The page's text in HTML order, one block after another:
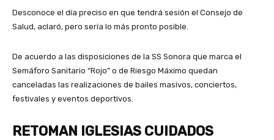
Desconoce el día preciso en que tendrá sesión el Consejo de
Salud, aclaró, pero sería lo más pronto posible.
De acuerdo a las disposiciones de la SS Sonora que marca el
Semáforo Sanitario “Rojo” o de Riesgo Máximo quedan
canceladas las realizaciones de bailes masivos, conciertos,
festivales y eventos deportivos.
RETOMAN IGLESIAS CUIDADOS